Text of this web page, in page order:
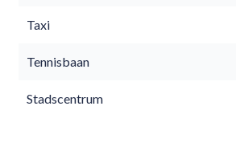
Taxi
Tennisbaan
Stadscentrum